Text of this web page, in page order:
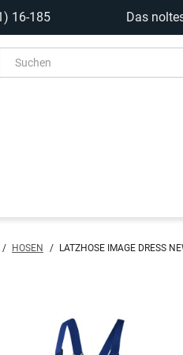
16-185 Das
/ HOSEN / LATZHOSE IMAGE DRESS